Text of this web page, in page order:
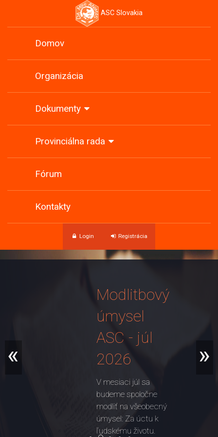
ASC Slovakia
Domov
Organizácia
Dokumenty
Provinciálna rada
Fórum
Kontakty
Login Registrácia
Modlitbový
úmysel
ASC - júl
2026
V mesiaci júl sa
budeme spoločne
modliť na všeobecný
úmysel: Za úctu k
ľudskému životu.
« »